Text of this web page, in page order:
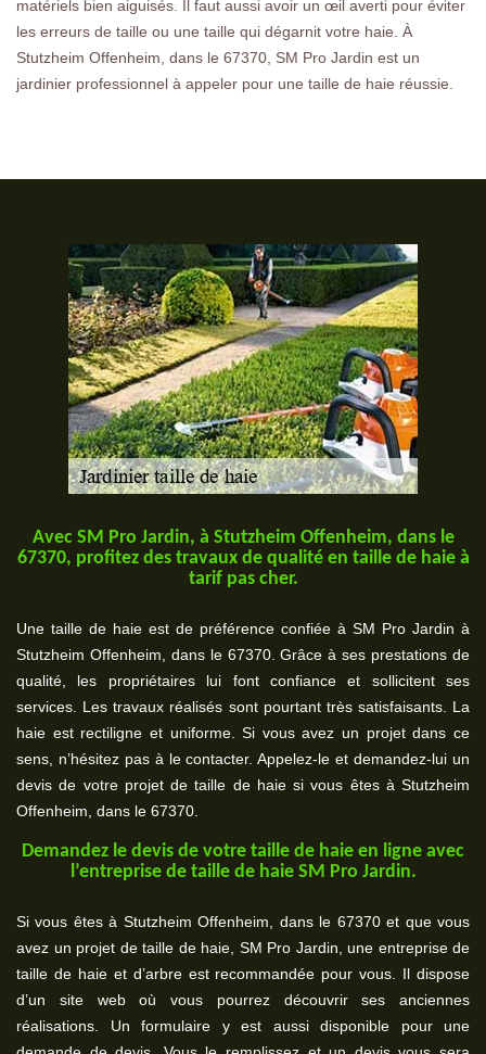
matériels bien aiguisés. Il faut aussi avoir un œil averti pour éviter
les erreurs de taille ou une taille qui dégarnit votre haie. À
Stutzheim Offenheim, dans le 67370, SM Pro Jardin est un
jardinier professionnel à appeler pour une taille de haie réussie.
Avec SM Pro Jardin, à Stutzheim Offenheim, dans le
67370, profitez des travaux de qualité en taille de haie à
tarif pas cher.
Une taille de haie est de préférence confiée à SM Pro Jardin à
Stutzheim Offenheim, dans le 67370. Grâce à ses prestations de
qualité, les propriétaires lui font confiance et sollicitent ses
services. Les travaux réalisés sont pourtant très satisfaisants. La
haie est rectiligne et uniforme. Si vous avez un projet dans ce
sens, n’hésitez pas à le contacter. Appelez-le et demandez-lui un
devis de votre projet de taille de haie si vous êtes à Stutzheim
Offenheim, dans le 67370.
Demandez le devis de votre taille de haie en ligne avec
l’entreprise de taille de haie SM Pro Jardin.
Si vous êtes à Stutzheim Offenheim, dans le 67370 et que vous
avez un projet de taille de haie, SM Pro Jardin, une entreprise de
taille de haie et d’arbre est recommandée pour vous. Il dispose
d’un site web où vous pourrez découvrir ses anciennes
réalisations. Un formulaire y est aussi disponible pour une